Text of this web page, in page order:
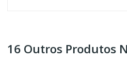
16 Outros Produtos